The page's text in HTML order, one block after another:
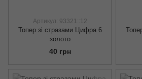
Артикул: 93321::12
Топер зі стразами Цифра 6
золото
40 грн